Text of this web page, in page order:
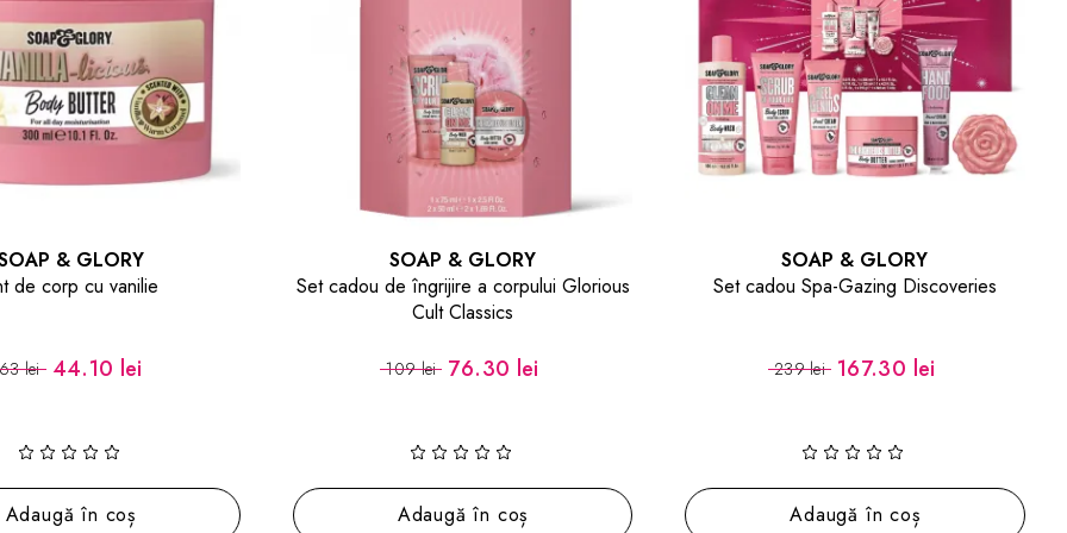
& GLORY
de corp cu vanilie
lei 44.10 lei
Adaugă în coș
SOAP & GLORY
Set cadou de îngrijire a corpului Glorious
Cult Classics
109 lei 76.30 lei
Adaugă în coș
SOAP & GLORY
Set cadou Spa-Gazing Discoveries
239 lei 167.30 lei
Adaugă în coș